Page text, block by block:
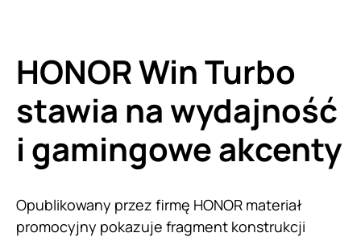
HONOR Win Turbo
stawia na wydajność
i gamingowe akcenty
Opublikowany przez firmę HONOR materiał
promocyjny pokazuje fragment konstrukcji